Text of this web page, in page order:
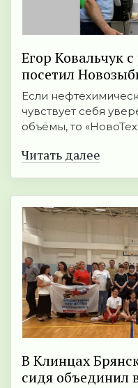
Егор Ковальчук
посетил
Если
чувствует себя
объёмы, то
Читать далее
В Клинцах
сидя объединил